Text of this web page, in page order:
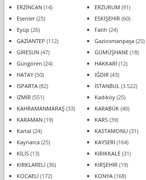
ERZİNCAN(14) ERZURUM (91)
Esenler(25) ESKİŞEHİR (60)
Eyüp (26) Fatih (24)
GAZİANTEP (112) Gaziosmanpaşa(25)
GİRESUN(47) GÜMÜŞHANE(18)
Güngören (24) HAKKARİ (12)
HATAY(50) IĞDIR (43)
ISPARTA(82) İSTANBUL (3.522)
İZMİR (551) Kadıköy(25)
KAHRAMANMARAŞ(33) KARABÜK(40)
KARAMAN(19) KARS(39)
Kartal (24) KASTAMONU (31)
Kaynarca(25) KAYSERİ (164)
KİLİS(13) KIRIKKALE(31)
KIRKLARELİ (36) KIRŞEHİR (19)
KOCAELİ (172) KONYA(168)